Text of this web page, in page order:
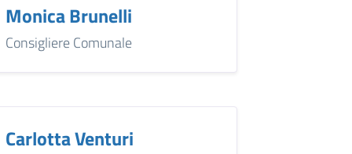
Monica Brunelli
Consigliere Comunale
Carlotta Venturi